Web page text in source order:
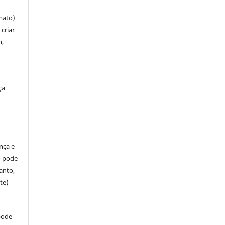
e
pode